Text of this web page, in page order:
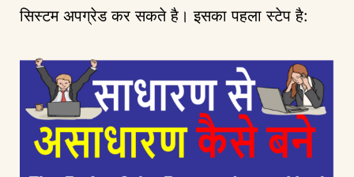
सिस्टम अपग्रेड कर सकते है। इसका पहला स्टेप है: